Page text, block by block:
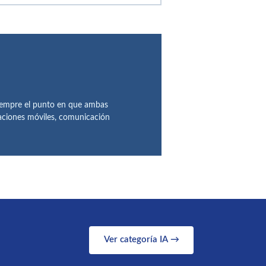
el punto en que ambas
móviles, comunicación
Ver categoría IA →